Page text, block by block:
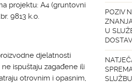
projektu: A4 (gruntovni
9813 k.o.
djelatnosti
ispuštaju zagađene ili
otrovnim i opasnim,
POZIV
U